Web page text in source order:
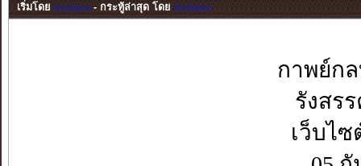
เริ่มโดย toshare- กระทู้ล่าสุด โดย toshare
กาพย์ก
รังสร
เว็บไ